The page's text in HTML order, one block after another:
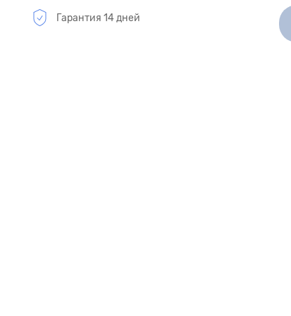
Гарантия 14 дней